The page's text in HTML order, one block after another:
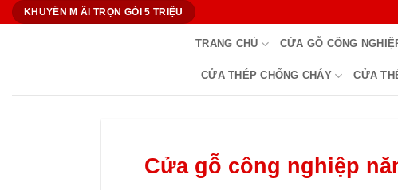
Bỏ
KHUYẾN M ÃI TRỌN GÓI 5 TRIỆU
TRANG CHỦ CỬA GỖ CÔNG
CỬA THÉP CHỐNG CHÁY CỬA
Cửa gỗ công nghiệp